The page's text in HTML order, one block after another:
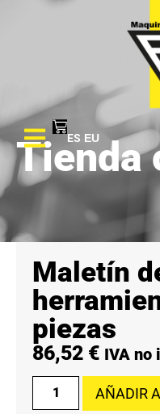
ES EU
Tienda
Maletín
piezas
86,52 € IVA no
AÑADIR